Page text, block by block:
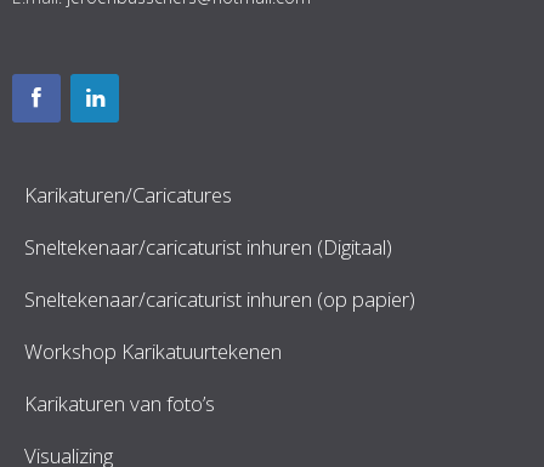
Karikaturen/Caricatures
Sneltekenaar/caricaturist inhuren (Digitaal)
Sneltekenaar/caricaturist inhuren (op papier)
Workshop Karikatuurtekenen
Karikaturen van foto’s
Visualizing